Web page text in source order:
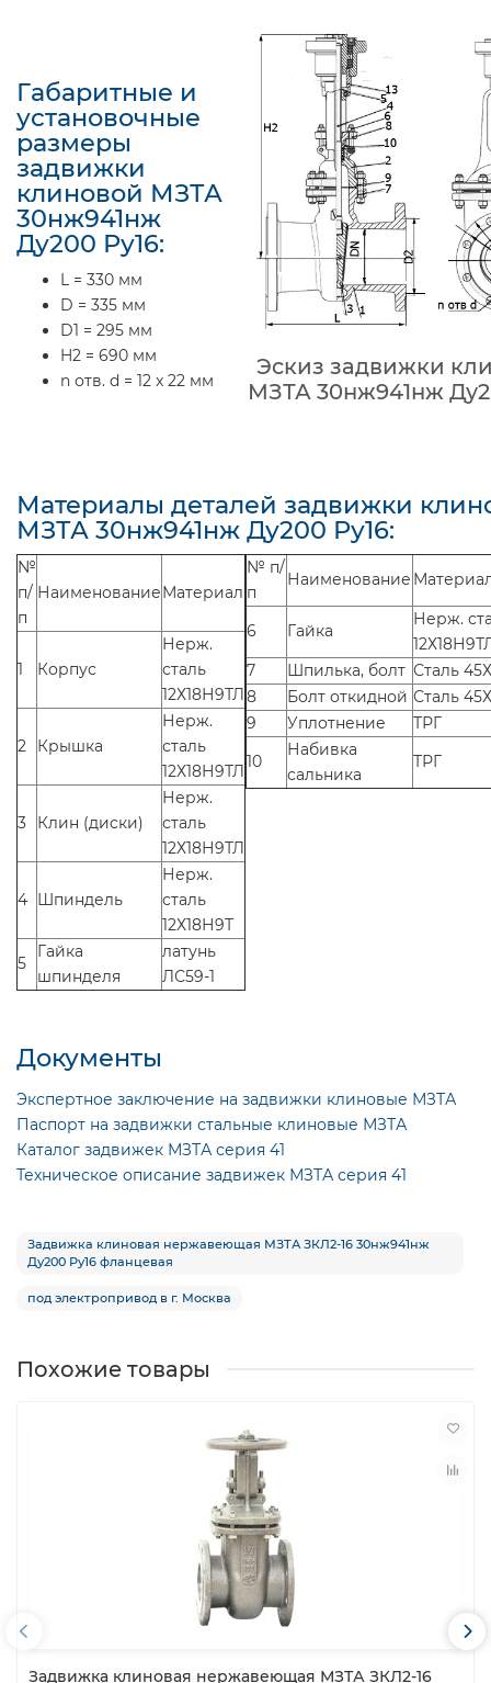
Габаритные и
установочные
размеры
задвижки
клиновой МЗТА
30нж941нж
Ду200 Ру16:
L = 330 мм
D = 335 мм
D1 = 295 мм
H2 = 690 мм
n отв. d = 12 x 22 мм
Эскиз задвижки
МЗТА 30нж941нж
Материалы деталей задвижки
МЗТА 30нж941нж Ду200 Ру16:
№
п/
п
НаименованиеМатериал
1 Корпус
Нерж.
сталь
12Х18Н9ТЛ
2 Крышка
Нерж.
сталь
12Х18Н9ТЛ
3 Клин (диски)
Нерж.
сталь
12Х18Н9ТЛ
4 Шпиндель
Нерж.
сталь
12Х18Н9Т
5
Гайка
шпинделя
латунь
ЛС59-1
№ п/
п
Наименование
6 Гайка
Нерж.
7
Шпилька, болт Сталь
8
Болт откидной Сталь
9
Уплотнение
ТРГ
10
Набивка
сальника
ТРГ
Документы
Экспертное заключение на задвижки клиновые МЗТА
Паспорт на задвижки стальные клиновые МЗТА
Каталог задвижек МЗТА серия 41
Техническое описание задвижек МЗТА серия 41
Задвижка клиновая нержавеющая МЗТА ЗКЛ2-16 30нж941нж
Ду200 Ру16 фланцевая
под электропривод в г. Москва
Похожие товары
Задвижка клиновая нержавеющая МЗТА ЗКЛ2-16